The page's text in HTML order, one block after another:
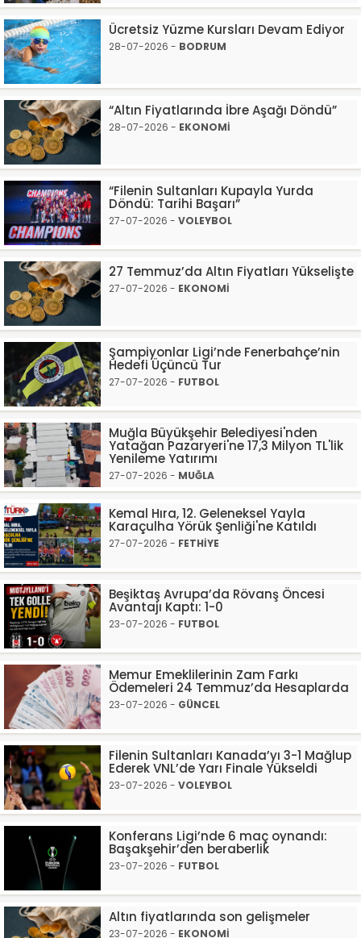
Ücretsiz Yüzme Kursları Devam Ediyor
28-07-2026 - BODRUM
“Altın Fiyatlarında İbre Aşağı Döndü”
28-07-2026 - EKONOMİ
“Filenin Sultanları Kupayla Yurda
Döndü: Tarihi Başarı”
27-07-2026 - VOLEYBOL
27 Temmuz’da Altın Fiyatları Yükselişte
27-07-2026 - EKONOMİ
Şampiyonlar Ligi’nde Fenerbahçe’nin
Hedefi Üçüncü Tur
27-07-2026 - FUTBOL
Muğla Büyükşehir Belediyesi'nden
Yatağan Pazaryeri'ne 17,3 Milyon TL'lik
Yenileme Yatırımı
27-07-2026 - MUĞLA
Kemal Hıra, 12. Geleneksel Yayla
Karaçulha Yörük Şenliği'ne Katıldı
27-07-2026 - FETHİYE
Beşiktaş Avrupa’da Rövanş Öncesi
Avantajı Kaptı: 1-0
23-07-2026 - FUTBOL
Memur Emeklilerinin Zam Farkı
Ödemeleri 24 Temmuz’da Hesaplarda
23-07-2026 - GÜNCEL
Filenin Sultanları Kanada’yı 3-1 Mağlup
Ederek VNL’de Yarı Finale Yükseldi
23-07-2026 - VOLEYBOL
Konferans Ligi’nde 6 maç oynandı:
Başakşehir’den beraberlik
23-07-2026 - FUTBOL
Altın fiyatlarında son gelişmeler
23-07-2026 - EKONOMİ